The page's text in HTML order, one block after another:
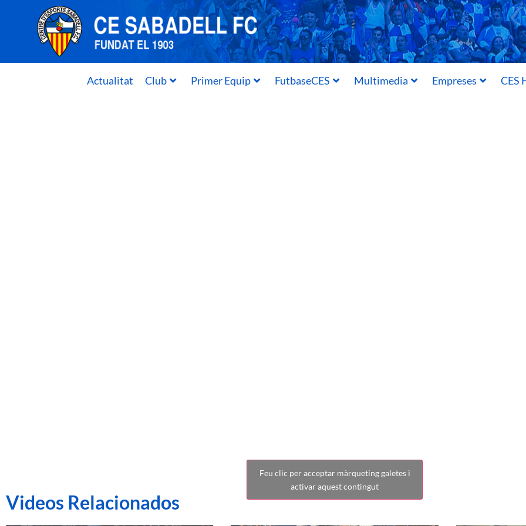
Actualitat Club Primer Equip FutbaseCES Multimedia Empreses CES
Feu clic per acceptar màrqueting galetes i
activar aquest contingut
Videos Relacionados